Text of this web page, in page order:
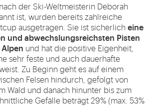
der Ski-Weltmeisterin Deborah
ist, wurden bereits zahlreiche
ausgetragen. Sie ist sicherlich eine
und abwechslungsreichsten Pisten
und hat die positive Eigenheit,
sehr feste und auch dauerhafte
Zu Beginn geht es auf einem
Felsen hindurch, gefolgt von
Wald und danach hinunter bis zum
Gefälle beträgt 29% (max. 53%